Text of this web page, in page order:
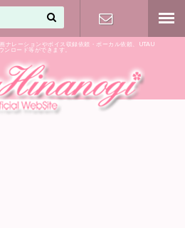
ナレーションやボイス収録依頼・ボーカル依頼、UTAU
ンロード等ができます。
気軽に♪